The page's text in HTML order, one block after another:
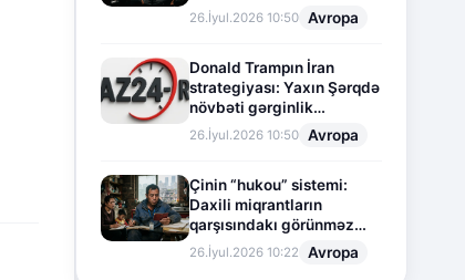
26.İyul.2026 10:50 Avropa
Donald Trampın İran
strategiyası: Yaxın Şərqdə
növbəti gərginlik
mərhələsi
26.İyul.2026 10:50 Avropa
Çinin “hukou” sistemi:
Daxili miqrantların
qarşısındakı görünməz
sədd
26.İyul.2026 10:22 Avropa